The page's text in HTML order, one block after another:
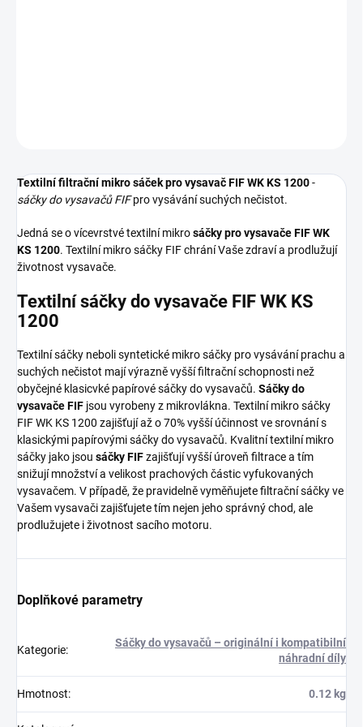
Textilní filtrační mikro sáček pro vysavač FIF WK KS 1200-
sáčky do vysavačů FIFpro vysávání suchých nečistot.
Jedná se o vícevrstvé textilní mikrosáčky pro vysavače FIF WK
KS 1200. Textilní mikro sáčky FIF chrání Vaše zdraví a prodlužují
životnost vysavače.
Textilní sáčky do vysavače FIF WK KS
1200
Textilní sáčky neboli syntetické mikro sáčky pro vysávání prachu a
suchých nečistot mají výrazně vyšší filtrační schopnosti než
obyčejné klasicvké papírové sáčky do vysavačů. Sáčky do
vysavače FIF jsou vyrobeny z mikrovlákna. Textilní mikro sáčky
FIF WK KS 1200 zajišťují až o 70% vyšší účinnost ve srovnání s
klasickými papírovými sáčky do vysavačů. Kvalitní textilní mikro
sáčky jako jsou sáčky FIFzajišťují vyšší úroveň filtrace a tím
snižují množství a velikost prachových částic vyfukovaných
vysavačem. V případě, že pravidelně vyměňujete filtrační sáčky ve
Vašem vysavači zajišťujete tím nejen jeho správný chod, ale
prodlužujete i životnost sacího motoru.
Doplňkové parametry
Kategorie:
Sáčky do vysavačů – originální i kompatibilní
náhradní díly
Hmotnost: 0.12 kg